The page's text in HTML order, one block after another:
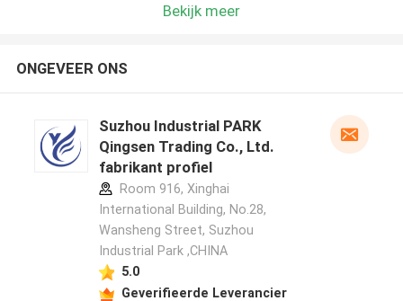
Bekijk meer
ONGEVEER ONS
Suzhou Industrial PARK
Qingsen Trading Co., Ltd.
fabrikant profiel
Room 916, Xinghai
International Building, No.28,
Wansheng Street, Suzhou
Industrial Park ,CHINA
5.0
Geverifieerde Leverancier